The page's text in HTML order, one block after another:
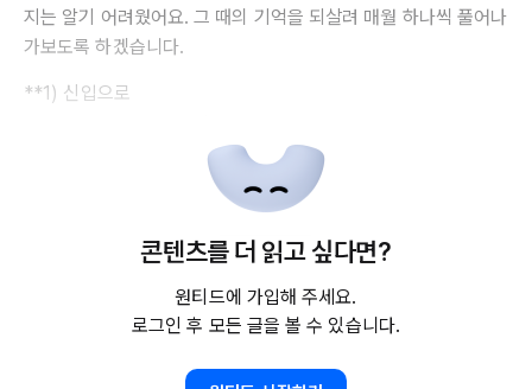
지는 알기 어려웠어요. 그 때의 기억을 되살려 매월 하나씩 풀어나
가보도록 하겠습니다.
**1) 신입으로
콘텐츠를 더 읽고 싶다면?
원티드에 가입해 주세요.
로그인 후 모든 글을 볼 수 있습니다.